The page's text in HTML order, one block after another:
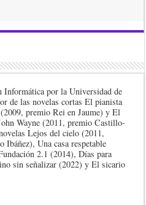
Informática por la Universidad de
de las novelas cortas El pianista
(2009, premio Rei en Jaume) y El
Wayne (2011, premio Castillo-
Lejos del cielo (2011,
Ibáñez), Una casa respetable
2.1 (2014), Días para
sin señalizar (2022) y El sicario